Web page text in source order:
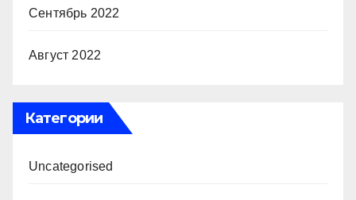
Сентябрь 2022
Август 2022
Категории
Uncategorised